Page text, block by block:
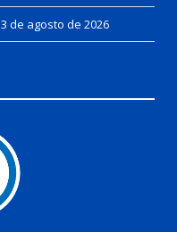
3 de agosto de 2026